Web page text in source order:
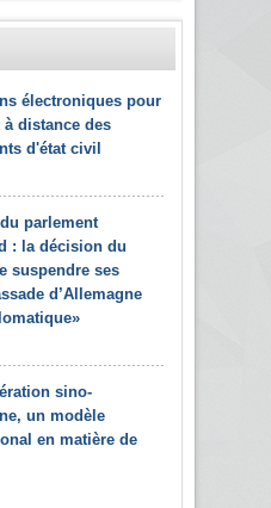
électroniques pour
à distance des
d'état civil
parlement
: la décision du
suspendre ses
d’Allemagne
sino-
un modèle
en matière de